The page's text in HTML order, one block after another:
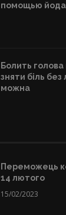
помощью йода
Болить голова
зняти біль без
можна
Переможець
14 лютого
15/02/2023